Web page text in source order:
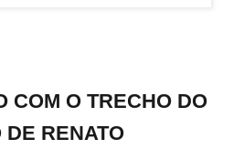
COM O TRECHO DO
DE RENATO